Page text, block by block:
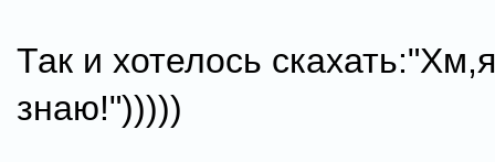
Так и хотелось
знаю!")))))